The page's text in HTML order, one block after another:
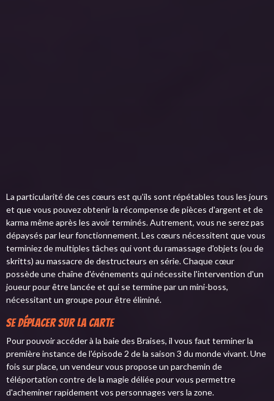
La particularité de ces cœurs est qu'ils sont répétables tous les jours
et que vous pouvez obtenir la récompense de pièces d'argent et de
karma même après les avoir terminés. Autrement, vous ne serez pas
dépaysés par leur fonctionnement. Les cœurs nécessitent que vous
terminiez de multiples tâches qui vont du ramassage d'objets (ou de
skritts) au massacre de destructeurs en série. Chaque cœur
possède une chaîne d'événements qui nécessite l'intervention d'un
joueur pour être lancée et qui se termine par un mini-boss,
nécessitant un groupe pour être éliminé.
Se déplacer sur la carte
Pour pouvoir accéder à la baie des Braises, il vous faut terminer la
première instance de l'épisode 2 de la saison 3 du monde vivant. Une
fois sur place, un vendeur vous propose un parchemin de
téléportation contre de la magie déliée pour vous permettre
d'acheminer rapidement vos personnages vers la zone.